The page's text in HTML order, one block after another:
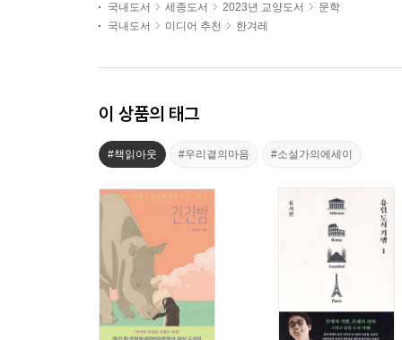
국내도서 세종도서 2023년 교양도서
문학
국내도서
미디어 추천 한겨레
이 상품의 태그
#책읽아웃 #우리곁의마음 #소설가의에세이